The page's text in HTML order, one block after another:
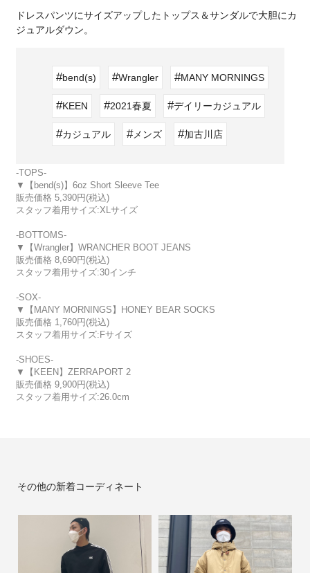
ドレスパンツにサイズアップしたトップス＆サンダルで大胆にカ
ジュアルダウン。
bend(s) Wrangler MANY MORNINGS
KEEN 2021春夏 デイリーカジュアル
カジュアル メンズ 加古川店
-TOPS-
▼【bend(s)】6oz Short Sleeve Tee
販売価格 5,390円(税込)
スタッフ着用サイズ:XLサイズ
-BOTTOMS-
▼【Wrangler】WRANCHER BOOT JEANS
販売価格 8,690円(税込)
スタッフ着用サイズ:30インチ
-SOX-
▼【MANY MORNINGS】HONEY BEAR SOCKS
販売価格 1,760円(税込)
スタッフ着用サイズ:Fサイズ
-SHOES-
▼【KEEN】ZERRAPORT 2
販売価格 9,900円(税込)
スタッフ着用サイズ:26.0cm
その他の新着コーディネート